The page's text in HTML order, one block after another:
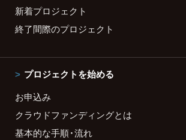
新着プロジェクト
終了間際のプロジェクト
プロジェクトを始める
お申込み
クラウドファンディングとは
基本的な手順・流れ